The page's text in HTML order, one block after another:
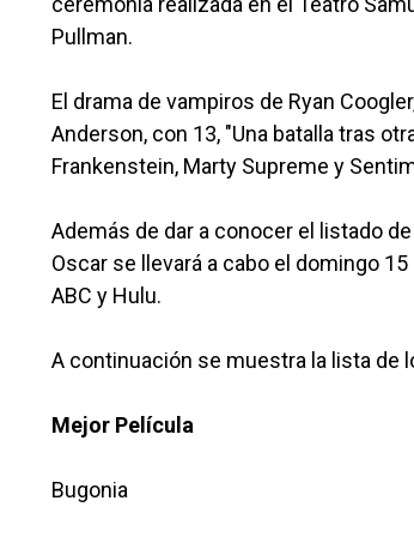
Pullman.
El drama de vampiros de Ryan
Anderson, con 13, "Una batalla tras
Frankenstein, Marty Supreme y
Además de dar a conocer el listado
Oscar se llevará a cabo el domingo
ABC y Hulu.
A continuación se muestra la lista de
Mejor Película
Bugonia